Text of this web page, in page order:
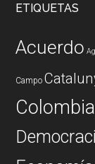
ETIQUETAS
Acuerdo
Campo
Colombia